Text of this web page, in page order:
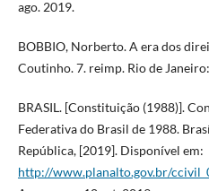
ago. 2019.
BOBBIO, Norberto. A era dos
Coutinho. 7. reimp. Rio de
BRASIL. [Constituição (1988)].
Federativa do Brasil de 1988.
República, [2019]. Disponível em:
http://www.planalto.gov.br/